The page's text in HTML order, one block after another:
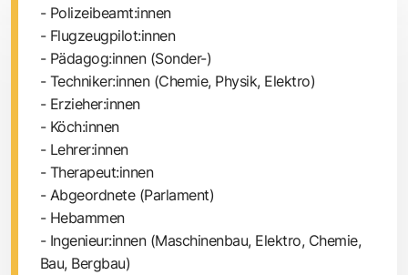
- Polizeibeamt:innen
- Flugzeugpilot:innen
- Pädagog:innen (Sonder-)
- Techniker:innen (Chemie, Physik, Elektro)
- Erzieher:innen
- Köch:innen
- Lehrer:innen
- Therapeut:innen
- Abgeordnete (Parlament)
- Hebammen
- Ingenieur:innen (Maschinenbau, Elektro, Chemie,
Bau, Bergbau)